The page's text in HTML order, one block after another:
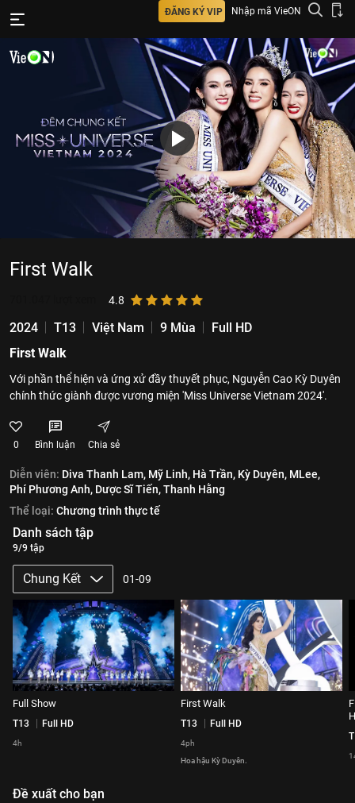
ĐĂNG KÝ VIP Nhập mã VieON
First Walk
4.8
2024 T13 Việt Nam 9 Mùa
Full HD
First Walk
Với phần thể hiện và ứng xử đầy thuyết phục, Nguyễn Cao Kỳ Duyên
chính thức giành được vương miện 'Miss Universe Vietnam 2024'.
0 Bình luận Chia sẻ
Diễn viên: Diva Thanh Lam, Mỹ Linh, Hà Trần, Kỳ Duyên, MLee,
Phí Phương Anh, Dược Sĩ Tiến,Thanh Hằng
Thể loại: Chương trình thực tế
Danh sách tập
9/9 tập
Chung Kết 01-09
Full Show
T13 Full HD
4h
First Walk
T13 Full HD
4ph
Hoa hậu Kỳ Duyên.
Đề xuất cho bạn